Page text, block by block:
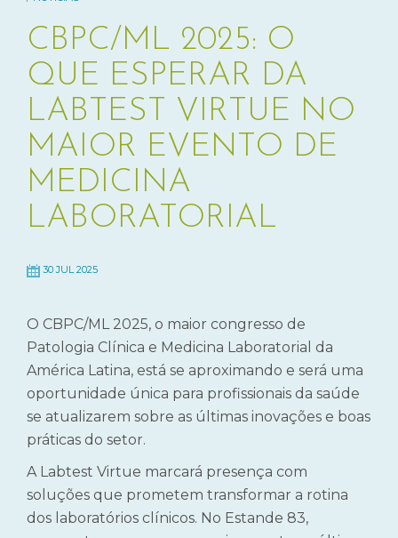
CBPC/ML 2025: O
QUE ESPERAR DA
LABTEST VIRTUE NO
MAIOR EVENTO DE
MEDICINA
LABORATORIAL
30 JUL 2025
O CBPC/ML 2025, o maior congresso de
Patologia Clínica e Medicina Laboratorial da
América Latina, está se aproximando e será uma
oportunidade única para profissionais da saúde
se atualizarem sobre as últimas inovações e boas
práticas do setor.
A Labtest Virtue marcará presença com
soluções que prometem transformar a rotina
dos laboratórios clínicos. No Estande 83,